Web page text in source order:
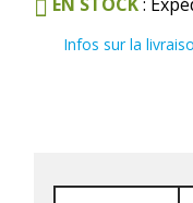
Infos sur la